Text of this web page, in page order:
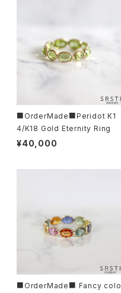
■OrderMade■Peridot K1
4/K18 Gold Eternity Ring
¥40,000
■OrderMade■ Fancy colo